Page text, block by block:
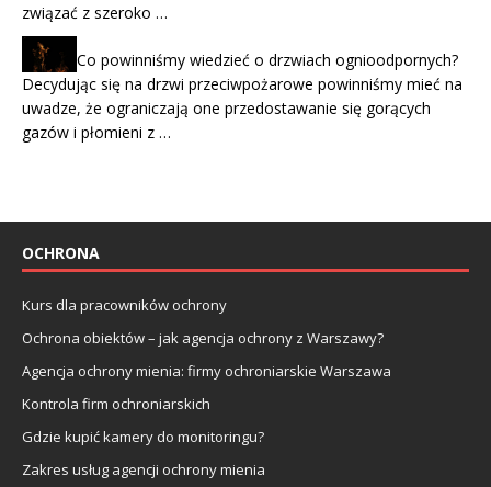
związać z szeroko …
Co powinniśmy wiedzieć o drzwiach ognioodpornych?
Decydując się na drzwi przeciwpożarowe powinniśmy mieć na
uwadze, że ograniczają one przedostawanie się gorących
gazów i płomieni z …
OCHRONA
Kurs dla pracowników ochrony
Ochrona obiektów – jak agencja ochrony z Warszawy?
Agencja ochrony mienia: firmy ochroniarskie Warszawa
Kontrola firm ochroniarskich
Gdzie kupić kamery do monitoringu?
Zakres usług agencji ochrony mienia